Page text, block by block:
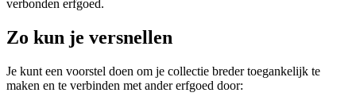
verbonden erfgoed.
Zo kun je versnellen
Je kunt een voorstel doen om je collectie breder toegankelijk te
maken en te verbinden met ander erfgoed door: